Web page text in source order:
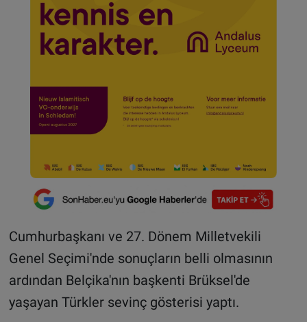
Cumhurbaşkanı ve 27. Dönem Milletvekili
Genel Seçimi'nde sonuçların belli olmasının
ardından Belçika'nın başkenti Brüksel'de
yaşayan Türkler sevinç gösterisi yaptı.